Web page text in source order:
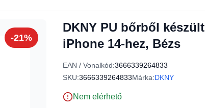
-21%
DKNY PU bőrből
iPhone 14-hez, Bézs
EAN / Vonalkód:3666339264833
SKU:3666339264833Márka:DKNY
Nem elérhető